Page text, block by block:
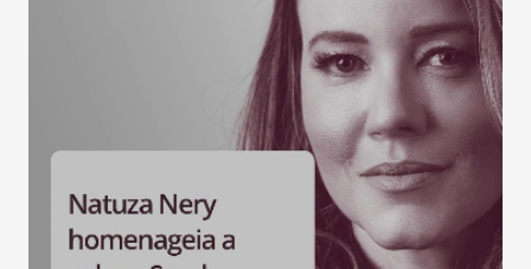
A nova edição chega em um momento em que autenticidade
e consistência ganham peso nas conversas sobre marca,
liderança e estratégia. - Vivemos um momento em que todo
mundo fala muito e poucos entregam de verdade. O NM2B
sempre existiu para dar palco a quem constrói com
consistência, e nesta edição isso fica ainda mais claro.
Vamos reforçar que ser genuíno sustenta a confiança entre
marcas, pessoas e mercado", afirma Tamires So...